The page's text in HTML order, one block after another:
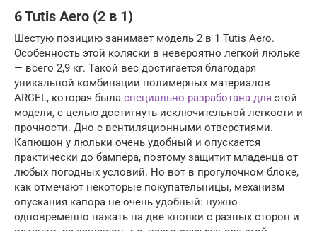
6 Tutis Aero (2 в 1)
Шестую позицию занимает модель 2 в 1 Tutis Aero.
Особенность этой коляски в невероятно легкой люльке
— всего 2,9 кг. Такой вес достигается благодаря
уникальной комбинации полимерных материалов
ARCEL, которая была специально разработана для этой
модели, с целью достигнуть исключительной легкости и
прочности. Дно с вентиляционными отверстиями.
Капюшон у люльки очень удобный и опускается
практически до бампера, поэтому защитит младенца от
любых погодных условий. Но вот в прогулочном блоке,
как отмечают некоторые покупательницы, механизм
опускания капора не очень удобный: нужно
одновременно нажать на две кнопки с разных сторон и